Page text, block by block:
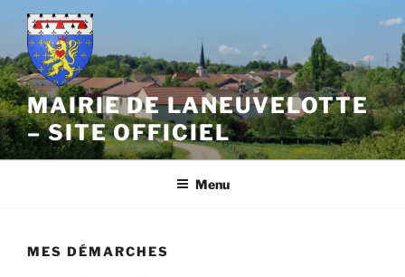
Aller
contenu
principal
MAIRIE DE LANEUVELOTTE
– SITE OFFICIEL
Menu
MES DÉMARCHES